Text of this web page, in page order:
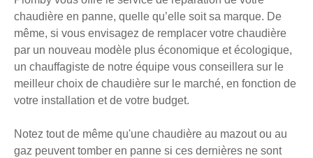
chaudière en panne, quelle qu’elle soit sa marque. De
même, si vous envisagez de remplacer votre chaudière
par un nouveau modèle plus économique et écologique,
un chauffagiste de notre équipe vous conseillera sur le
meilleur choix de chaudière sur le marché, en fonction de
votre installation et de votre budget.
Notez tout de même qu'une chaudière au mazout ou au
gaz peuvent tomber en panne si ces dernières ne sont